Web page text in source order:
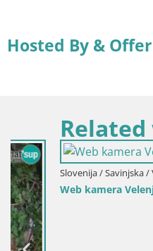
Hosted By & Offer
Related
Slovenija / Savinjska / Velenje
Web kamera Velenjsko